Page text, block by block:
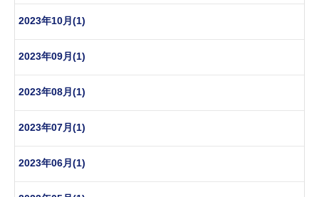
2023年10月(1)
2023年09月(1)
2023年08月(1)
2023年07月(1)
2023年06月(1)